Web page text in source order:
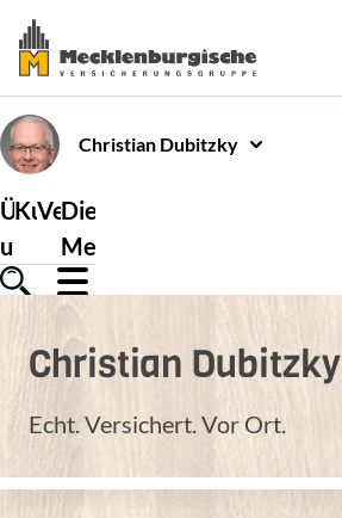
Christian Dubitzky
Über
uns
Kundenservice
Versicherungen
Die
Mecklenburgische
Christian Dubitzky
Echt. Versichert. Vor Ort.